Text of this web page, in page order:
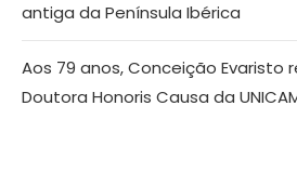
antiga da Península Ibérica
Aos 79 anos, Conceição Evaristo
Doutora Honoris Causa da